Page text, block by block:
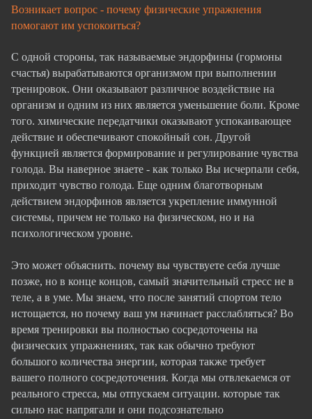
Возникает вопрос - почему физические упражнения
помогают им успокоиться?
С одной стороны, так называемые эндорфины (гормоны
счастья) вырабатываются организмом при выполнении
тренировок. Они оказывают различное воздействие на
организм и одним из них является уменьшение боли. Кроме
того. химические передатчики оказывают успокаивающее
действие и обеспечивают спокойный сон. Другой
функцией является формирование и регулирование чувства
голода. Вы наверное знаете - как только Вы исчерпали себя,
приходит чувство голода. Еще одним благотворным
действием эндорфинов является укрепление иммунной
системы, причем не только на физическом, но и на
психологическом уровне.
Это может объяснить. почему вы чувствуете себя лучше
позже, но в конце концов, самый значительный стресс не в
теле, а в уме. Мы знаем, что после занятий спортом тело
истощается, но почему ваш ум начинает расслабляться? Во
время тренировки вы полностью сосредоточены на
физических упражнениях, так как обычно требуют
большого количества энергии, которая также требует
вашего полного сосредоточения. Когда мы отвлекаемся от
реального стресса, мы отпускаем ситуации. которые так
сильно нас напрягали и они подсознательно